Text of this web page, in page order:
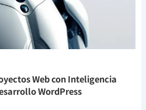
Web con Inteligencia
WordPress